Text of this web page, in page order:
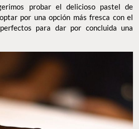
probar el delicioso pastel de
por una opción más fresca con el
para dar por concluida una